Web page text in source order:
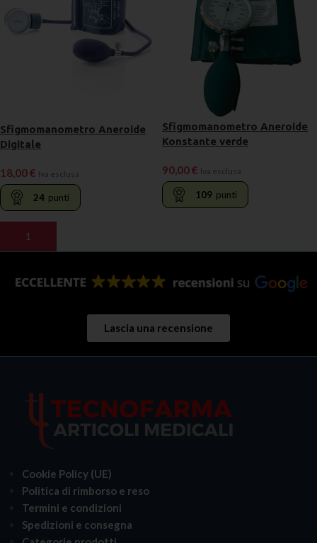
Sfigmomanometro Aneroide
Digitale
18,00€ Iva esclusa
24 punti
AGGIUNGI AL CARRELLO
Sfigmomanometro Aneroide
Konstante verde
90,00€ Iva esclusa
109 punti
Lascia una recensione
Cookie Policy (UE)
Politica di rimborso e reso
Termini e condizioni
Spedizioni e consegna